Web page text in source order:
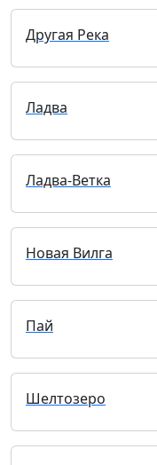
Другая Река
Ладва
Ладва-Ветка
Новая Вилга
Пай
Шелтозеро